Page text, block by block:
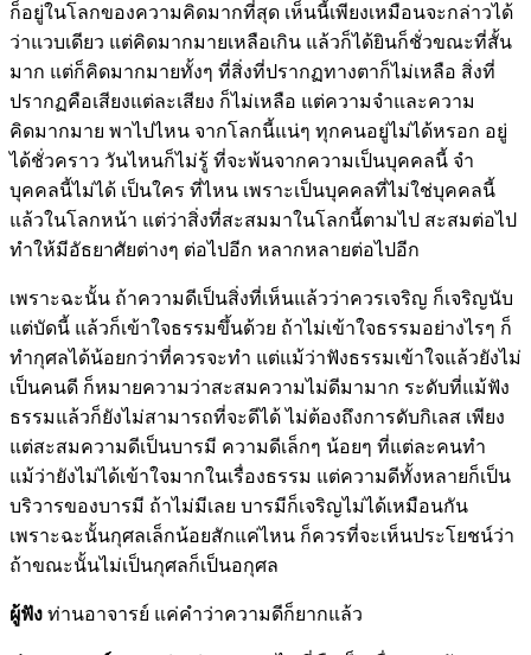
ก็อยู่ในโลกของความคิดมากที่สุด เห็นนี้เพียงเหมือนจะกล่าวได้
ว่าแวบเดียว แต่คิดมากมายเหลือเกิน แล้วก็ได้ยินก็ชั่วขณะที่สั้น
มาก แต่ก็คิดมากมายทั้งๆ ที่สิ่งที่ปรากฏทางตาก็ไม่เหลือ สิ่งที่
ปรากฏคือเสียงแต่ละเสียง ก็ไม่เหลือ แต่ความจำและความ
คิดมากมาย พาไปไหน จากโลกนี้แน่ๆ ทุกคนอยู่ไม่ได้หรอก อยู่
ได้ชั่วคราว วันไหนก็ไม่รู้ ที่จะพ้นจากความเป็นบุคคลนี้ จำ
บุคคลนี้ไม่ได้ เป็นใคร ที่ไหน เพราะเป็นบุคคลที่ไม่ใช่บุคคลนี้
แล้วในโลกหน้า แต่ว่าสิ่งที่สะสมมาในโลกนี้ตามไป สะสมต่อไป
ทำให้มีอัธยาศัยต่างๆ ต่อไปอีก หลากหลายต่อไปอีก
เพราะฉะนั้น ถ้าความดีเป็นสิ่งที่เห็นแล้วว่าควรเจริญ ก็เจริญนับ
แต่บัดนี้ แล้วก็เข้าใจธรรมขึ้นด้วย ถ้าไม่เข้าใจธรรมอย่างไรๆ ก็
ทำกุศลได้น้อยกว่าที่ควรจะทำ แต่แม้ว่าฟังธรรมเข้าใจแล้วยังไม่
เป็นคนดี ก็หมายความว่าสะสมความไม่ดีมามาก ระดับที่แม้ฟัง
ธรรมแล้วก็ยังไม่สามารถที่จะดีได้ ไม่ต้องถึงการดับกิเลส เพียง
แต่สะสมความดีเป็นบารมี ความดีเล็กๆ น้อยๆ ที่แต่ละคนทำ
แม้ว่ายังไม่ได้เข้าใจมากในเรื่องธรรม แต่ความดีทั้งหลายก็เป็น
บริวารของบารมี ถ้าไม่มีเลย บารมีก็เจริญไม่ได้เหมือนกัน
เพราะฉะนั้นกุศลเล็กน้อยสักแค่ไหน ก็ควรที่จะเห็นประโยชน์ว่า
ถ้าขณะนั้นไม่เป็นกุศลก็เป็นอกุศล
ผู้ฟัง ท่านอาจารย์ แค่คำว่าความดีก็ยากแล้ว